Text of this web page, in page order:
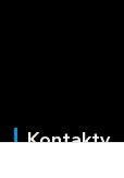
Kontakty